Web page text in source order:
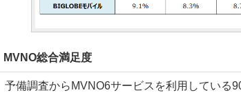
MVNO総合満足度
予備調査からMVNO6サービスを利用している